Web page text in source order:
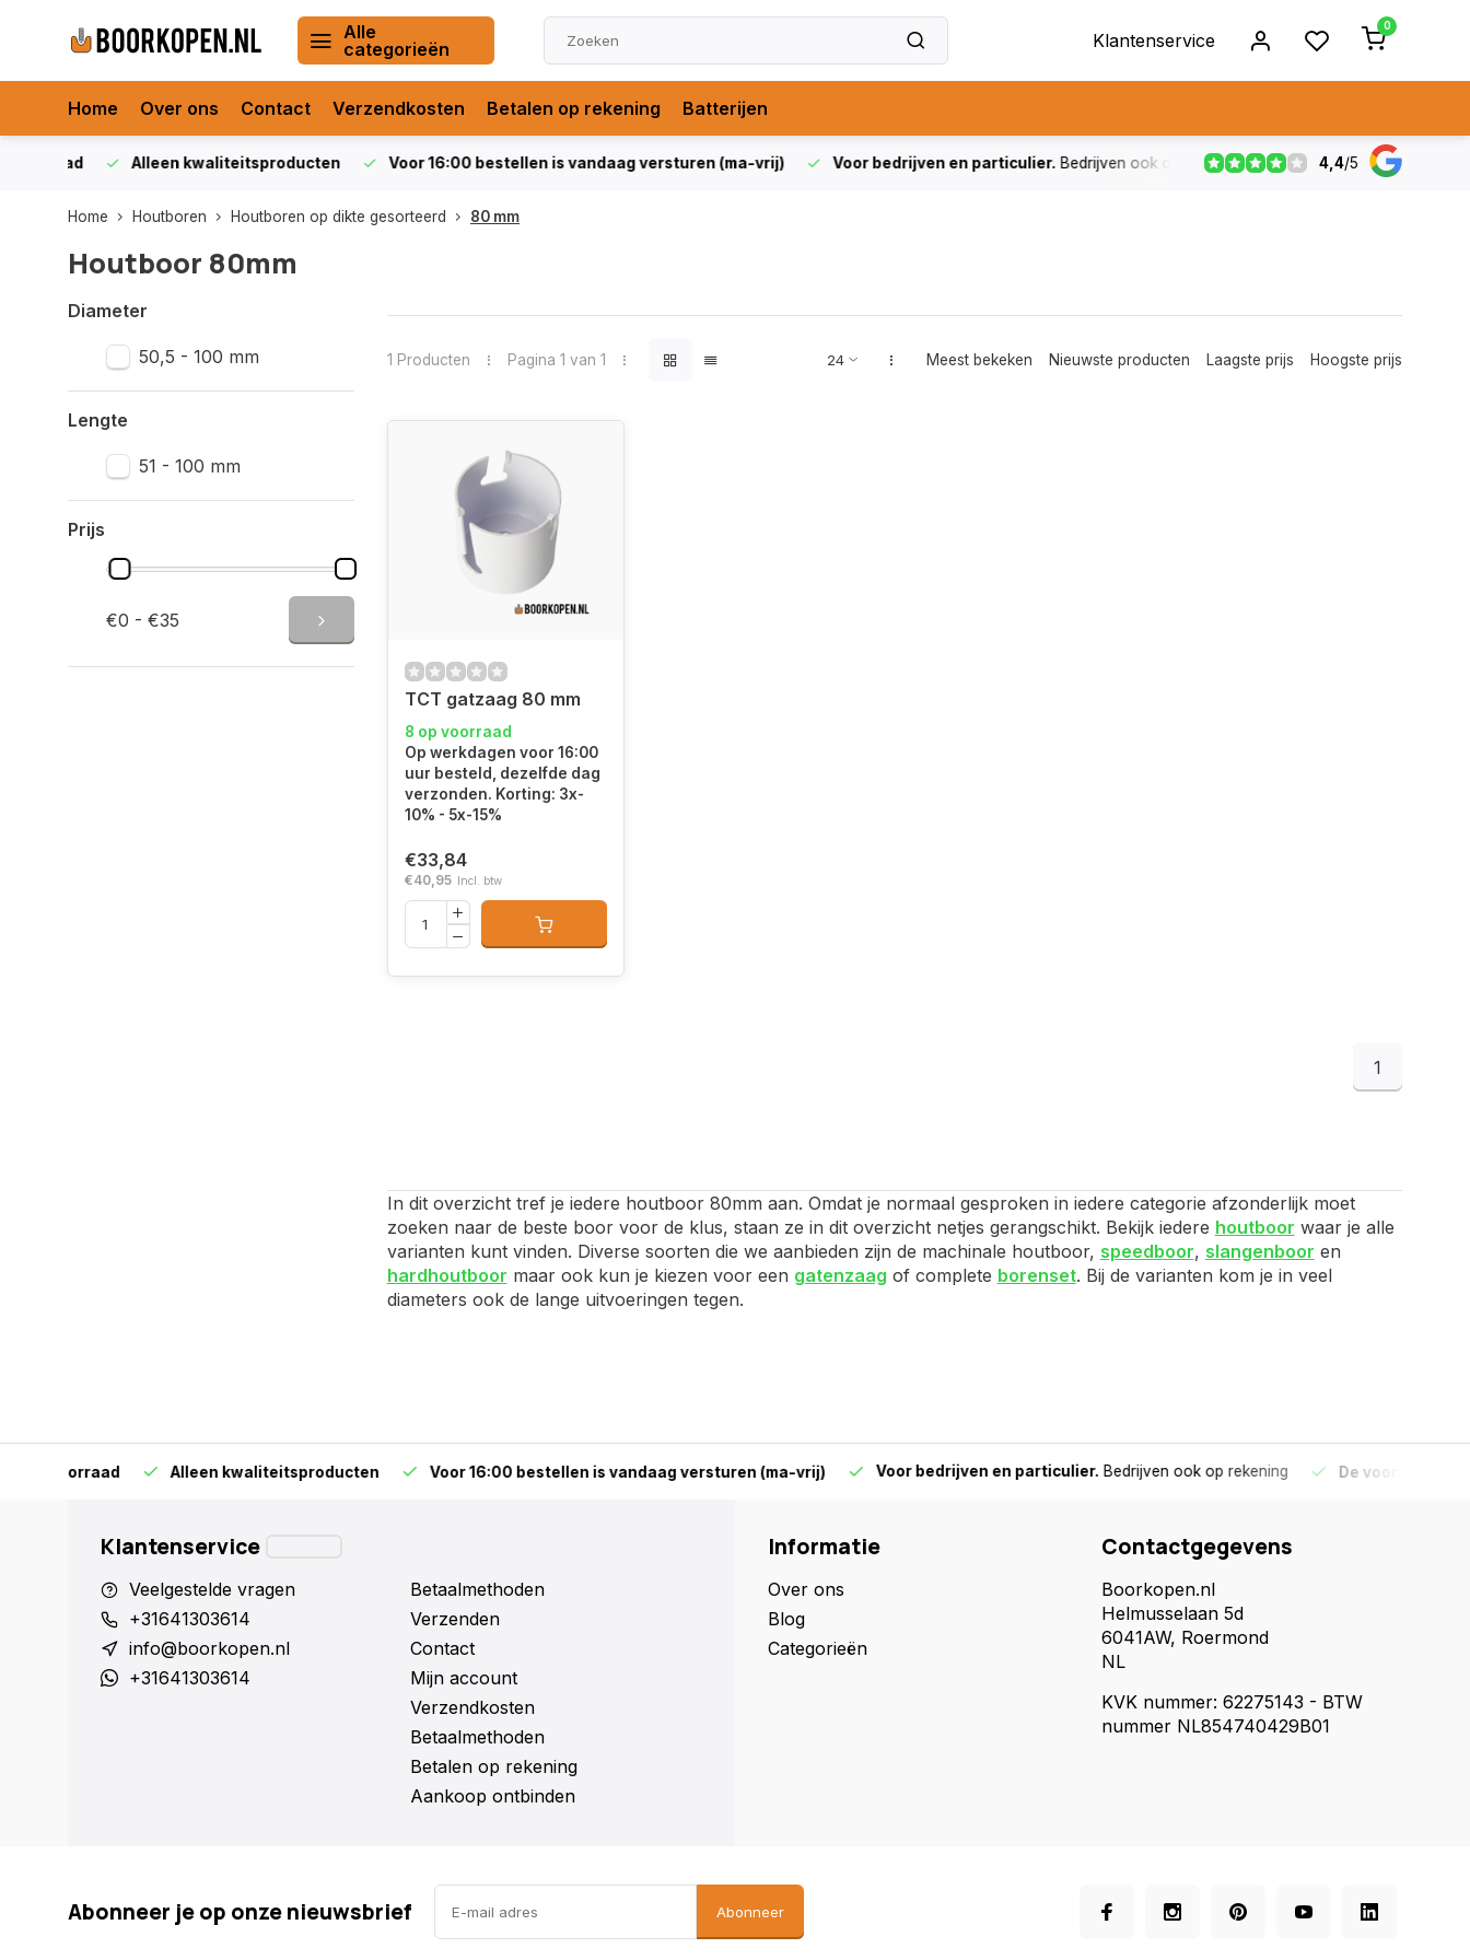
Alle
categorieën
Klantenservice
0
Home Over ons Contact Verzendkosten Betalen op rekening Batterijen
Alleen kwaliteitsproducten Voor 16:00 bestellen is vandaag versturen (ma-vrij) Voor bedrijven en particulier.Bedrijven ook op rekening De voorraad die
4,4/5
Home Houtboren Houtboren op dikte gesorteerd 80 mm
Houtboor 80mm
Diameter
50,5 - 100 mm
Lengte
51 - 100 mm
Prijs
€0 - €35
1 Producten Pagina 1 van 1 Meest bekeken Nieuwste producten Laagste prijs Hoogste prijs
TCT gatzaag 80 mm
8 op voorraad
Op werkdagen voor 16:00
uur besteld, dezelfde dag
verzonden. Korting: 3x-
10% - 5x-15%
€33,84
€40,95 Incl. btw
1
In dit overzicht tref je iedere houtboor 80mm aan. Omdat je normaal gesproken in iedere categorie afzonderlijk moet
zoeken naar de beste boor voor de klus, staan ze in dit overzicht netjes gerangschikt. Bekijk iedere houtboor waar je alle
varianten kunt vinden. Diverse soorten die we aanbieden zijn de machinale houtboor, speedboor, slangenboor en
hardhoutboor maar ook kun je kiezen voor een gatenzaag of complete borenset. Bij de varianten kom je in veel
diameters ook de lange uitvoeringen tegen.
Alleen kwaliteitsproducten Voor 16:00 bestellen is vandaag versturen (ma-vrij) Voor bedrijven en particulier.Bedrijven ook op rekening De voorraad die
Klantenservice
Veelgestelde vragen
+31641303614
info@boorkopen.nl
+31641303614
Betaalmethoden
Verzenden
Contact
Mijn account
Verzendkosten
Betaalmethoden
Betalen op rekening
Aankoop ontbinden
Informatie
Over ons
Blog
Categorieën
Contactgegevens
Boorkopen.nl
Helmusselaan 5d
6041AW, Roermond
NL
KVK nummer: 62275143 - BTW
nummer NL854740429B01
Abonneer je op onze nieuwsbrief Abonneer